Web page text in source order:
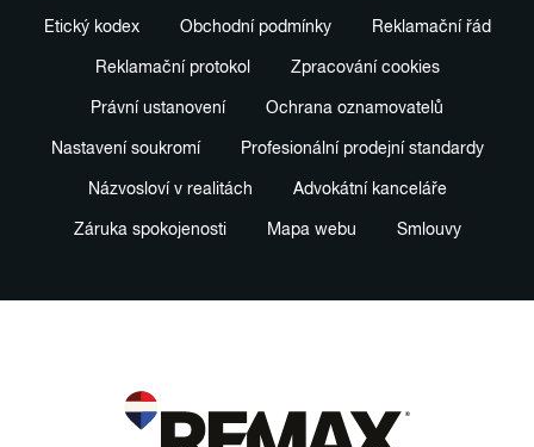
Etický kodex Obchodní podmínky Reklamační řád
Reklamační protokol Zpracování cookies
Právní ustanovení Ochrana oznamovatelů
Nastavení soukromí Profesionální prodejní standardy
Názvosloví v realitách Advokátní kanceláře
Záruka spokojenosti Mapa webu Smlouvy